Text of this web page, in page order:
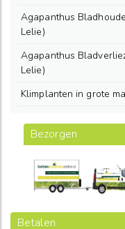
Agapanthus
Lelie)
Agapanthus
Lelie)
Klimplanten in grote
Bezorgen
Betalen